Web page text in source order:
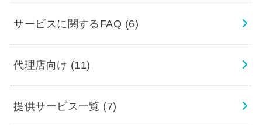
サービスに関するFAQ (6)
代理店向け (11)
提供サービス一覧 (7)